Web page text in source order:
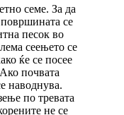
семе. За да
се
песок во
сеењето се
ќе се посее
почвата
наводнува.
по тревата
не се